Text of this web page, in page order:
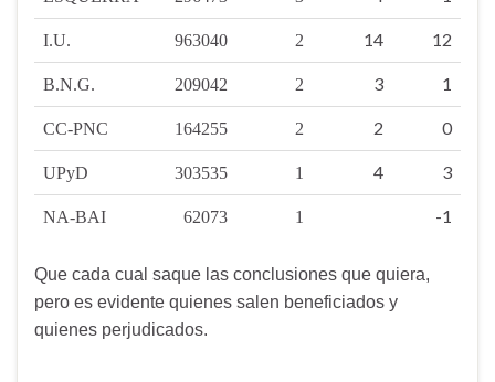
I.U. 963040 2 14 12
B.N.G. 209042 2 3 1
CC-PNC 164255 2 2 0
UPyD 303535 1 4 3
NA-BAI 62073 1 -1
Que cada cual saque las conclusiones que quiera,
pero es evidente quienes salen beneficiados y
quienes perjudicados.